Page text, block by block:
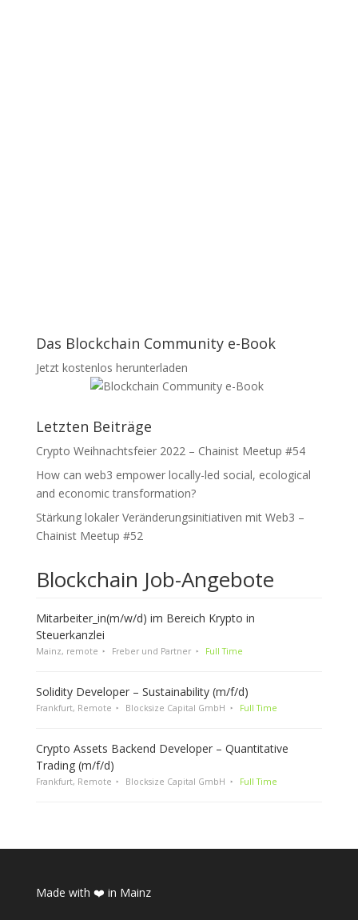
Das Blockchain Community e-Book
Jetzt kostenlos herunterladen
Letzten Beiträge
Crypto Weihnachtsfeier 2022 – Chainist Meetup #54
How can web3 empower locally-led social, ecological
and economic transformation?
Stärkung lokaler Veränderungsinitiativen mit Web3 –
Chainist Meetup #52
Blockchain Job-Angebote
Mitarbeiter_in(m/w/d) im Bereich Krypto in
Steuerkanzlei
Mainz, remote Freber und Partner Full Time
Solidity Developer – Sustainability (m/f/d)
Frankfurt, Remote Blocksize Capital GmbH Full Time
Crypto Assets Backend Developer – Quantitative
Trading (m/f/d)
Frankfurt, Remote Blocksize Capital GmbH Full Time
Made with ❤️ in Mainz